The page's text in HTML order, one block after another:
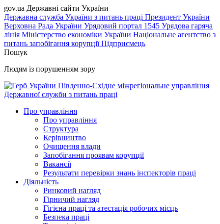
gov.ua Державні сайти України
Державна служба України з питань праці Президент України
Верховна Рада України Урядовий портал 1545 Урядова гаряча
лінія Міністерство економіки України Національне агентство з
питань запобігання корупціїПідприємець
Пошук
Людям із порушенням зору
Південно-Східне міжрегіональне управління
Державної служби з питань праці
Про управління
Про управління
Структура
Керівництво
Очищення влади
Запобігання проявам корупції
Вакансії
Результати перевірки знань інспекторів праці
Діяльність
Ринковий нагляд
Гірничий нагляд
Гігієна праці та атестація робочих місць
Безпека праці